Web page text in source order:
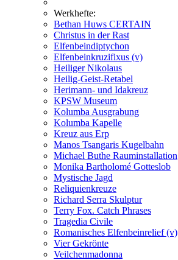
Werkhefte:
Bethan Huws CERTAIN
Christus in der Rast
Elfenbeindiptychon
Elfenbeinkruzifixus (v)
Heiliger Nikolaus
Heilig-Geist-Retabel
Herimann- und Idakreuz
KPSW Museum
Kolumba Ausgrabung
Kolumba Kapelle
Kreuz aus Erp
Manos Tsangaris Kugelbahn
Michael Buthe Rauminstallation
Monika Bartholomé Gotteslob
Mystische Jagd
Reliquienkreuze
Richard Serra Skulptur
Terry Fox. Catch Phrases
Tragedia Civile
Romanisches Elfenbeinrelief (v)
Vier Gekrönte
Veilchenmadonna